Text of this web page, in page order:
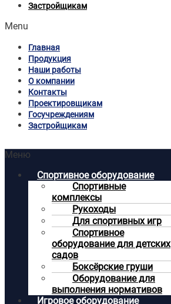
Застройщикам
Menu
Главная
Продукция
Наши работы
О компании
Контакты
Проектировщикам
Госучреждениям
Застройщикам
Меню
Спортивное оборудование
Спортивные
комплексы
Рукоходы
Для спортивных игр
Спортивное
оборудование для детских
садов
Боксёрские груши
Оборудование для
выполнения нормативов
Игровое оборудование